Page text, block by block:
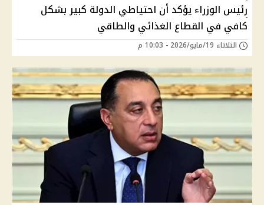
رئيس الوزراء يؤكد أن احتياطي الدولة كبير بشكل
كافي في القطاع الغذائي والطاقي
الثلاثاء 19/مايو/2026 - 10:03 م